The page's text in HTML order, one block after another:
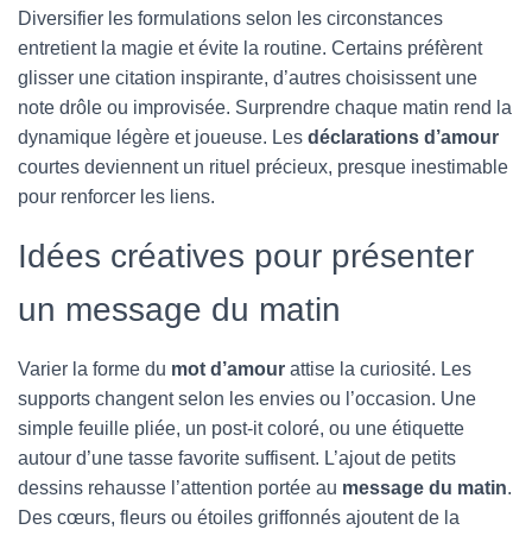
Diversifier les formulations selon les circonstances
entretient la magie et évite la routine. Certains préfèrent
glisser une citation inspirante, d’autres choisissent une
note drôle ou improvisée. Surprendre chaque matin rend la
dynamique légère et joueuse. Les déclarations d’amour
courtes deviennent un rituel précieux, presque inestimable
pour renforcer les liens.
Idées créatives pour présenter
un message du matin
Varier la forme du mot d’amour attise la curiosité. Les
supports changent selon les envies ou l’occasion. Une
simple feuille pliée, un post-it coloré, ou une étiquette
autour d’une tasse favorite suffisent. L’ajout de petits
dessins rehausse l’attention portée au message du matin.
Des cœurs, fleurs ou étoiles griffonnés ajoutent de la